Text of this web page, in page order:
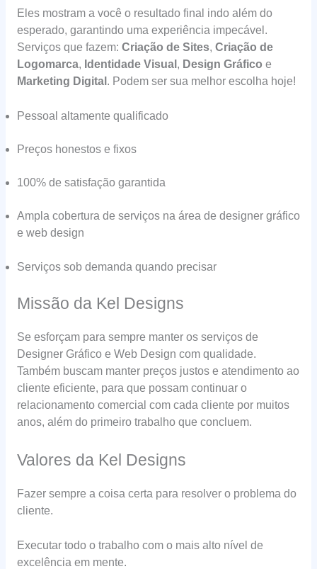
Eles mostram a você o resultado final indo além do
esperado, garantindo uma experiência impecável.
Serviços que fazem: Criação de Sites, Criação de
Logomarca, Identidade Visual , Design Gráfico e
Marketing Digital . Podem ser sua melhor escolha hoje!
Pessoal altamente qualificado
Preços honestos e fixos
100% de satisfação garantida
Ampla cobertura de serviços na área de designer gráfico
e web design
Serviços sob demanda quando precisar
Missão da Kel Designs
Se esforçam para sempre manter os serviços de
Designer Gráfico e Web Design com qualidade.
Também buscam manter preços justos e atendimento ao
cliente eficiente, para que possam continuar o
relacionamento comercial com cada cliente por muitos
anos, além do primeiro trabalho que concluem.
Valores da Kel Designs
Fazer sempre a coisa certa para resolver o problema do
cliente.
Executar todo o trabalho com o mais alto nível de
excelência em mente.